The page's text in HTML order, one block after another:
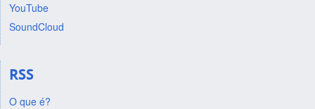
YouTube
SoundCloud
RSS
O que é?